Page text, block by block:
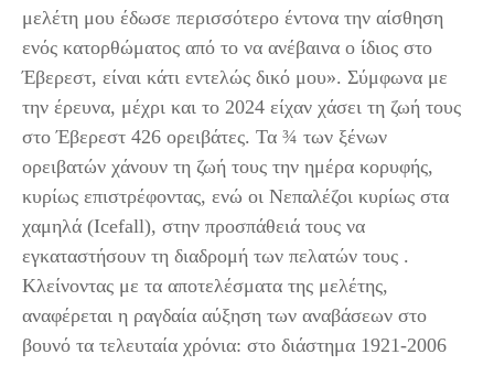
μελέτη μου έδωσε περισσότερο έντονα την αίσθηση
ενός κατορθώματος από το να ανέβαινα ο ίδιος στο
Έβερεστ, είναι κάτι εντελώς δικό μου». Σύμφωνα με
την έρευνα, μέχρι και το 2024 είχαν χάσει τη ζωή τους
στο Έβερεστ 426 ορειβάτες. Τα ¾ των ξένων
ορειβατών χάνουν τη ζωή τους την ημέρα κορυφής,
κυρίως επιστρέφοντας, ενώ οι Νεπαλέζοι κυρίως στα
χαμηλά (Icefall), στην προσπάθειά τους να
εγκαταστήσουν τη διαδρομή των πελατών τους .
Κλείνοντας με τα αποτελέσματα της μελέτης,
αναφέρεται η ραγδαία αύξηση των αναβάσεων στο
βουνό τα τελευταία χρόνια: στο διάστημα 1921-2006